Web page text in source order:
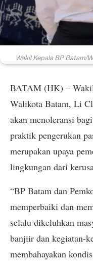
Wakil Kepala BP Batam/
BATAM (HK) –
Walikota Batam, Li
akan menoleransi
praktik pengerukan
merupakan upaya
lingkungan dari
“BP Batam dan
memperbaiki dan
selalu dikeluhkan
banjiir dan kegiatan-
membahayakan